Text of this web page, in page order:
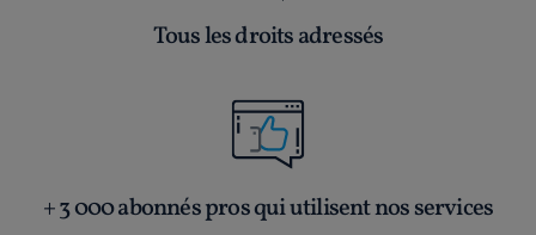
Tous les droits adressés
+ 3 000 abonnés pros qui utilisent nos services